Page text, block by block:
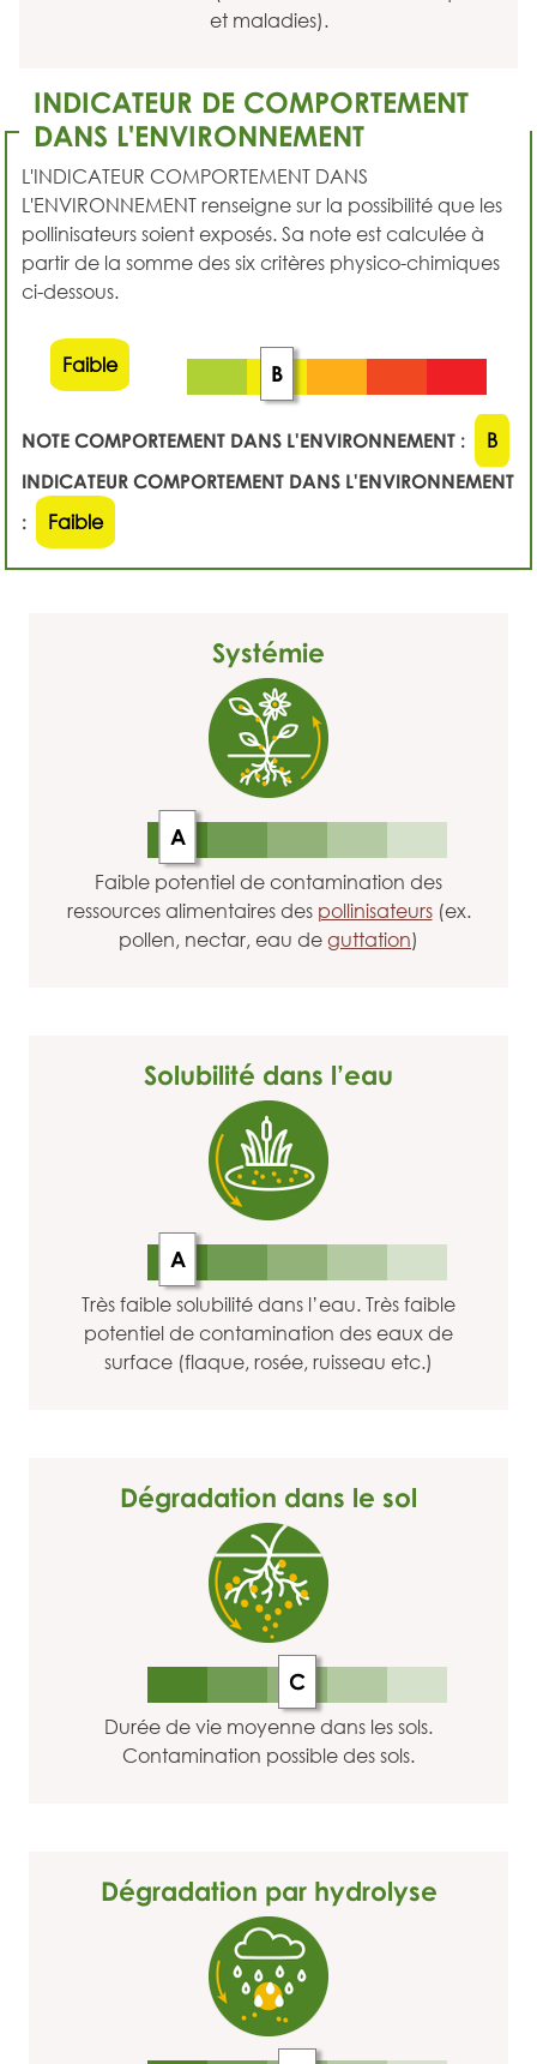
et maladies).
INDICATEUR DE COMPORTEMENT
DANS L'ENVIRONNEMENT
L'INDICATEUR COMPORTEMENT DANS
L'ENVIRONNEMENT renseigne sur la possibilité que les
pollinisateurs soient exposés. Sa note est calculée à
partir de la somme des six critères physico-chimiques
ci-dessous.
Faible B
NOTE COMPORTEMENT DANS L'ENVIRONNEMENT :
B
INDICATEUR COMPORTEMENT DANS L'ENVIRONNEMENT
:
Faible
Systémie
A
Faible potentiel de contamination des
ressources alimentaires des pollinisateurs(ex.
pollen, nectar, eau de guttation)
Solubilité dans l’eau
A
Très faible solubilité dans l’eau. Très faible
potentiel de contamination des eaux de
surface (flaque, rosée, ruisseau etc.)
Dégradation dans le sol
C
Durée de vie moyenne dans les sols.
Contamination possible des sols.
Dégradation par hydrolyse